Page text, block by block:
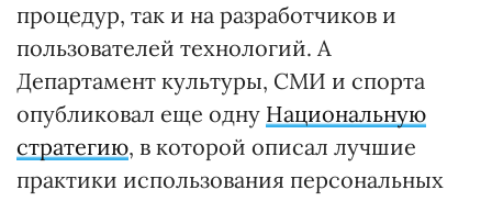
процедур, так и на разработчиков и
пользователей технологий. А
Департамент культуры, СМИ и спорта
опубликовал еще одну Национальную
стратегию, в которой описал лучшие
практики использования персональных